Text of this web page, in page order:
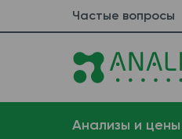
Частые вопросы
Анализы и цены